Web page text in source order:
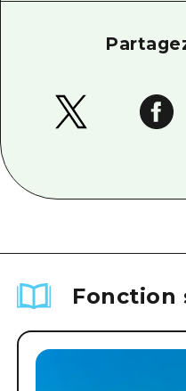
Fonction